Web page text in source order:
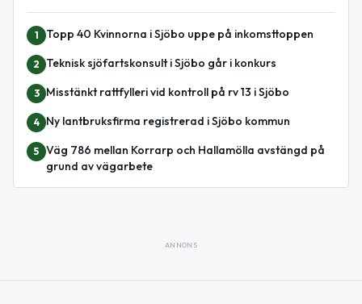
1 Topp 40 Kvinnorna i Sjöbo uppe på inkomsttoppen
2 Teknisk sjöfartskonsult i Sjöbo går i konkurs
3 Misstänkt rattfylleri vid kontroll på rv 13 i Sjöbo
4 Ny lantbruksfirma registrerad i Sjöbo kommun
5 Väg 786 mellan Korrarp och Hallamölla avstängd på
grund av vägarbete
ANNONS